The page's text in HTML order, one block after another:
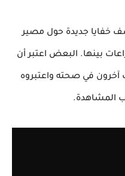
خفايا جديدة حول مصير
بينها. البعض اعتبر أن
آخرون في صحته واعتبروه
المشاهدة.